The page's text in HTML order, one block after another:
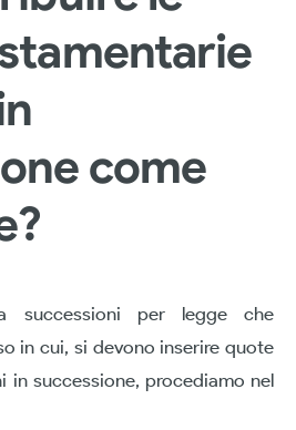
come
successioni per legge che
in cui, si devono inserire quote
in successione, procediamo nel